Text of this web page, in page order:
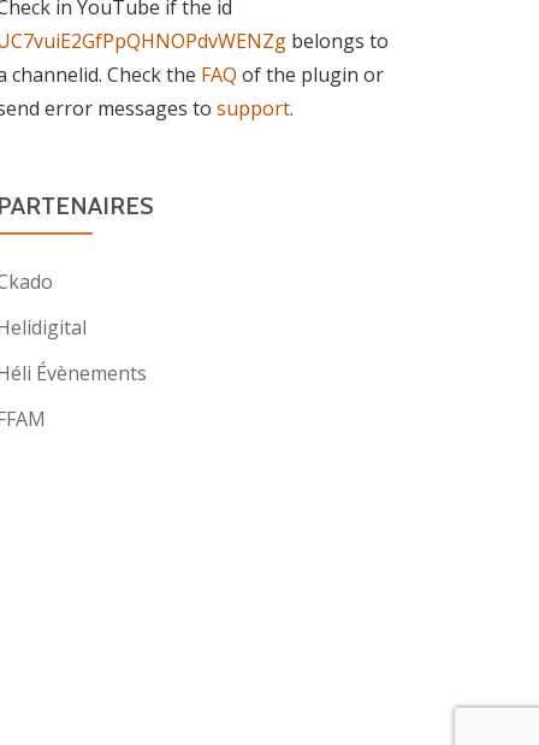
in YouTube if the id
belongs to
channelid. Check the FAQ of the plugin or
error messages to support.
Évènements